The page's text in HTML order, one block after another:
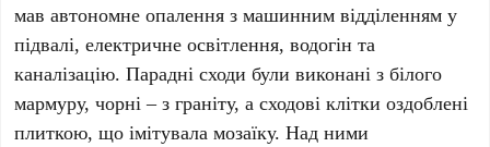
мав автономне опалення з машинним відділенням у
підвалі, електричне освітлення, водогін та
каналізацію. Парадні сходи були виконані з білого
мармуру, чорні – з граніту, а сходові клітки оздоблені
плиткою, що імітувала мозаїку. Над ними